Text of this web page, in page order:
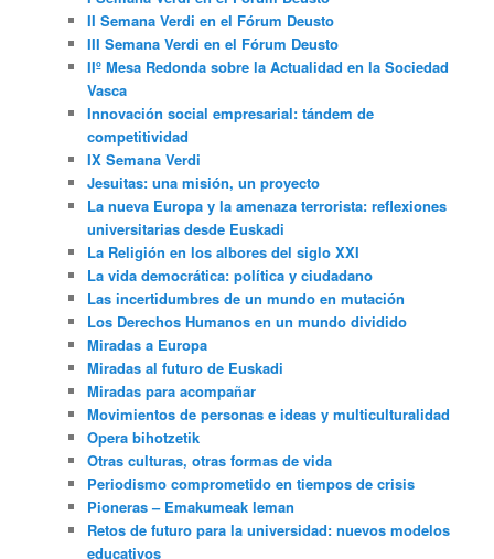
II Semana Verdi en el Fórum Deusto
III Semana Verdi en el Fórum Deusto
IIº Mesa Redonda sobre la Actualidad en la Sociedad
Vasca
Innovación social empresarial: tándem de
competitividad
IX Semana Verdi
Jesuitas: una misión, un proyecto
La nueva Europa y la amenaza terrorista: reflexiones
universitarias desde Euskadi
La Religión en los albores del siglo XXI
La vida democrática: política y ciudadano
Las incertidumbres de un mundo en mutación
Los Derechos Humanos en un mundo dividido
Miradas a Europa
Miradas al futuro de Euskadi
Miradas para acompañar
Movimientos de personas e ideas y multiculturalidad
Opera bihotzetik
Otras culturas, otras formas de vida
Periodismo comprometido en tiempos de crisis
Pioneras – Emakumeak leman
Retos de futuro para la universidad: nuevos modelos
educativos